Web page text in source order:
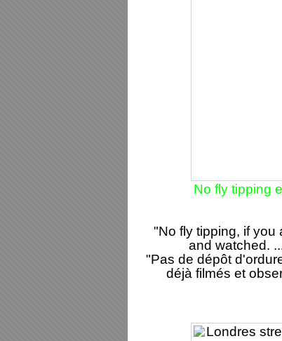
No fly tipping
"No fly tipping, if you
and watched.
"Pas de dépôt
déjà filmés et